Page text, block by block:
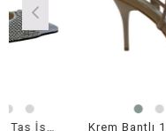
Gri Büzgülü Gerçek Taş İşlemeli 10 Cm Rahat Topuklu Stiletto